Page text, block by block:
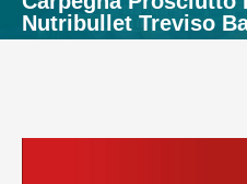
Nutribullet Treviso